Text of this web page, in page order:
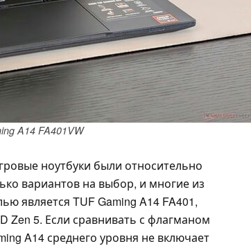
A14 FA401VW
ноутбуки были относительно
вариантов на выбор, и многие из
является TUF Gaming A14 FA401,
Zen 5. Если сравнивать с флагманом
A14 среднего уровня не включает